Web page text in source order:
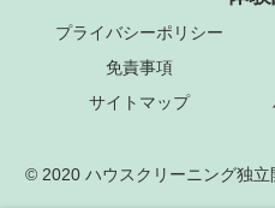
プライバシーポリシー
免責事項
サイトマップ
© 2020 ハウスクリーニング独立